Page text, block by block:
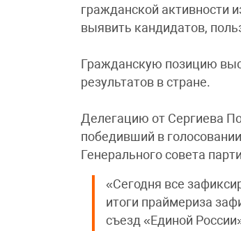
гражданской активности
выявить кандидатов,
Гражданскую позицию
результатов в стране.
Делегацию от Сергиева
победивший в
Генерального совета
«Сегодня все
итоги праймериза
съезд «Единой